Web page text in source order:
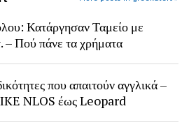
Κατάργησαν Ταμείο με
– Πού πάνε τα χρήματα
που απαιτούν αγγλικά –
NLOS έως Leopard